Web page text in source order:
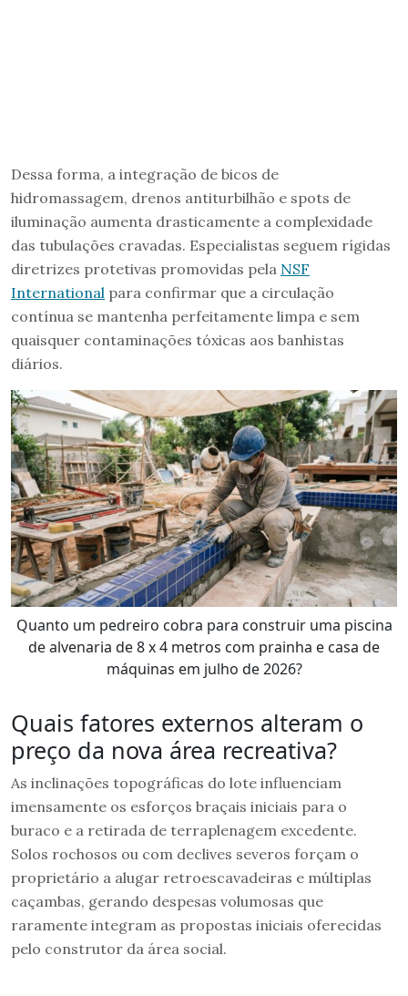
Dessa forma, a integração de bicos de
hidromassagem, drenos antiturbilhão e spots de
iluminação aumenta drasticamente a complexidade
das tubulações cravadas. Especialistas seguem rígidas
diretrizes protetivas promovidas pela NSF
International para confirmar que a circulação
contínua se mantenha perfeitamente limpa e sem
quaisquer contaminações tóxicas aos banhistas
diários.
Quanto um pedreiro cobra para construir uma piscina
de alvenaria de 8 x 4 metros com prainha e casa de
máquinas em julho de 2026?
Quais fatores externos alteram o
preço da nova área recreativa?
As inclinações topográficas do lote influenciam
imensamente os esforços braçais iniciais para o
buraco e a retirada de terraplenagem excedente.
Solos rochosos ou com declives severos forçam o
proprietário a alugar retroescavadeiras e múltiplas
caçambas, gerando despesas volumosas que
raramente integram as propostas iniciais oferecidas
pelo construtor da área social.